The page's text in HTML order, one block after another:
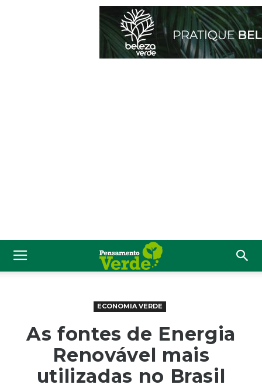
ECONOMIA VERDE
As fontes de Energia
Renovável mais
utilizadas no Brasil